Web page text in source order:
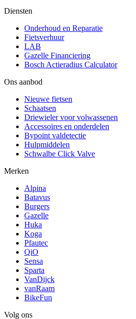
Diensten
Onderhoud en Reparatie
Fietsverhuur
LAB
Gazelle Financiering
Bosch Actieradius Calculator
Ons aanbod
Nieuwe fietsen
Schaatsen
Driewieler voor volwassenen
Accessoires en onderdelen
Bypoint valdetectie
Hulpmiddelen
Schwalbe Click Valve
Merken
Alpina
Batavus
Burgers
Gazelle
Huka
Koga
Pfautec
QiO
Sensa
Sparta
VanDijck
vanRaam
BikeFun
Volg ons